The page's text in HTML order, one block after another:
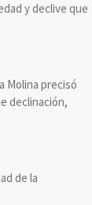
y declive que
Molina precisó
declinación,
de la